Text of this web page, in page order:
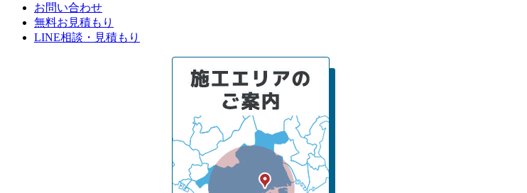
お問い合わせ
無料お見積もり
LINE相談・見積もり